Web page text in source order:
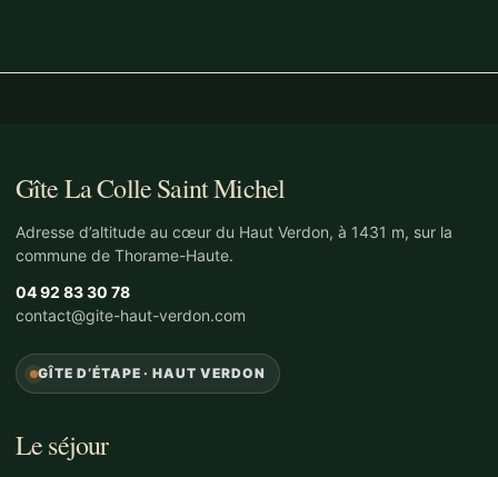
Gîte La Colle Saint Michel
Adresse d’altitude au cœur du Haut Verdon, à 1431 m, sur la
commune de Thorame-Haute.
04 92 83 30 78
contact@gite-haut-verdon.com
GÎTE D’ÉTAPE · HAUT VERDON
Le séjour